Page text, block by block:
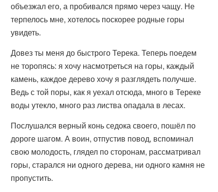
объезжал его, а пробивался прямо через чащу. Не
терпелось мне, хотелось поскорее родные горы
увидеть.
Довез ты меня до быстрого Терека. Теперь поедем
не торопясь: я хочу насмотреться на горы, каждый
камень, каждое дерево хочу я разглядеть получше.
Ведь с той поры, как я уехал отсюда, много в Тереке
воды утекло, много раз листва опадала в лесах.
Послушался верный конь седока своего, пошёл по
дороге шагом. А воин, отпустив повод, вспоминал
свою молодость, глядел по сторонам, рассматривал
горы, старался ни одного дерева, ни одного камня не
пропустить.